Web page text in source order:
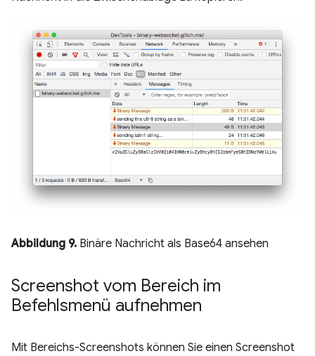
Abbildung 9. Binäre Nachricht als Base64 ansehen
Screenshot vom Bereich im
Befehlsmenü aufnehmen
Mit Bereichs-Screenshots können Sie einen Screenshot